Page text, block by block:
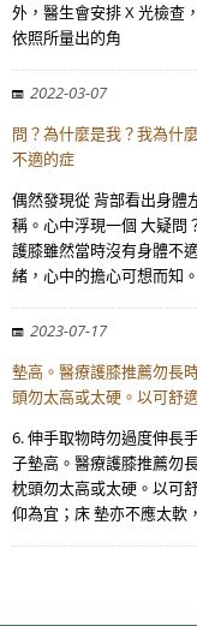
外，醫生會安排 X 光檢查
依照所量出的角
2022-03-07
問？為什麼是我？我為什
不適的症
偶然發現從 背部看出身體
稱。心中浮現一個 大疑問
護膝雖然當時沒有身體不
緒，心中的擔心可想而知
2023-07-17
墊高。醫療護膝推薦勿長
頭勿太高或太硬。以可舒
6. 伸手取物時勿過度伸長
子墊高。醫療護膝推薦勿
枕頭勿太高或太硬。以可
仰為宜；床 墊亦不應太軟